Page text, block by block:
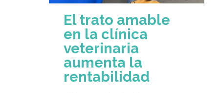
El trato amable
en la clínica
veterinaria
aumenta la
rentabilidad